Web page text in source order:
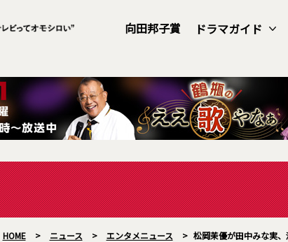
向田邦子賞 ドラマガイド
HOME > ニュース > エンタメニュース > 松岡茉優が田中みな実